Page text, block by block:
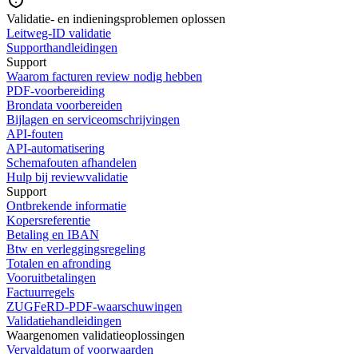
Validatie- en indieningsproblemen oplossen
Leitweg-ID validatie
Supporthandleidingen
Support
Waarom facturen review nodig hebben
PDF-voorbereiding
Brondata voorbereiden
Bijlagen en serviceomschrijvingen
API-fouten
API-automatisering
Schemafouten afhandelen
Hulp bij reviewvalidatie
Support
Ontbrekende informatie
Kopersreferentie
Betaling en IBAN
Btw en verleggingsregeling
Totalen en afronding
Vooruitbetalingen
Factuurregels
ZUGFeRD-PDF-waarschuwingen
Validatiehandleidingen
Waargenomen validatieoplossingen
Vervaldatum of voorwaarden